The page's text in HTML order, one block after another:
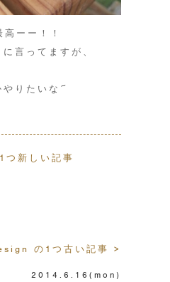
ーー！！
言ってますが、
りたいな~
新しい記事
の1つ古い記事 >
2014.6.16 (mon)